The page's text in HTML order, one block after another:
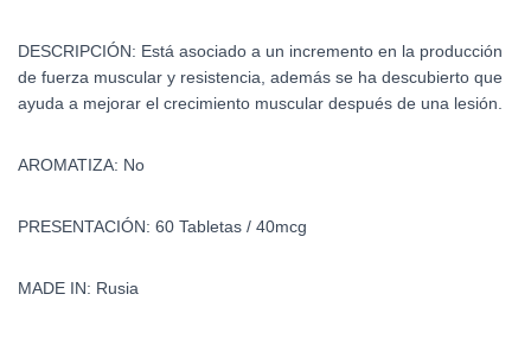
DESCRIPCIÓN: Está asociado a un incremento en la producción
de fuerza muscular y resistencia, además se ha descubierto que
ayuda a mejorar el crecimiento muscular después de una lesión.
AROMATIZA: No
PRESENTACIÓN: 60 Tabletas / 40mcg
MADE IN: Rusia